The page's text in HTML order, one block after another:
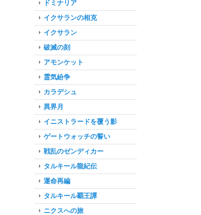
ドミナリア
イクサランの相克
イクサラン
破滅の刻
アモンケット
霊気紛争
カラデシュ
異界月
イニストラードを覆う影
ゲートウォッチの誓い
戦乱のゼンディカー
タルキール龍紀伝
運命再編
タルキール覇王譚
ニクスへの旅